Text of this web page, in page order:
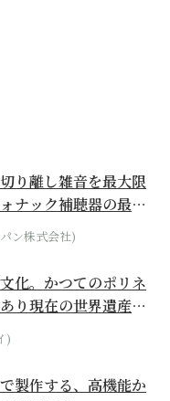
り離し雑音を最大限
ナック補聴器の最上
ン株式会社)
化。かつてのポリネ
り現在の世界遺産か
)
製作する、高機能か